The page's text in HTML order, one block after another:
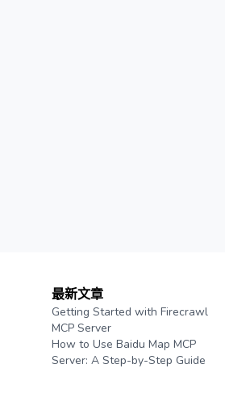
最新文章
Getting Started with Firecrawl
MCP Server
How to Use Baidu Map MCP
Server: A Step-by-Step Guide